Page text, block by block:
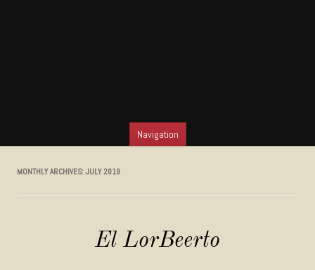
Navigation
MONTHLY ARCHIVES: JULY 2019
El LorBeerto